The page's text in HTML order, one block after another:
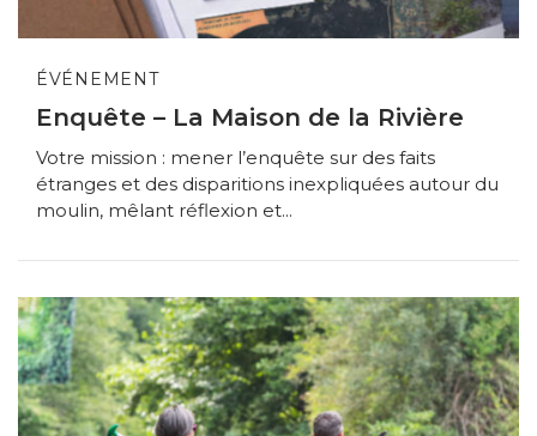
ÉVÉNEMENT
Enquête – La Maison de la Rivière
Votre mission : mener l’enquête sur des faits
étranges et des disparitions inexpliquées autour du
moulin, mêlant réflexion et...